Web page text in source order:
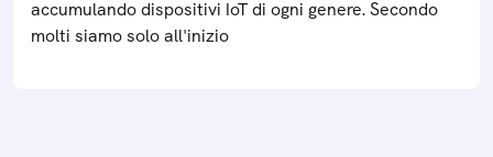
accumulando dispositivi IoT di ogni genere. Secondo
molti siamo solo all'inizio